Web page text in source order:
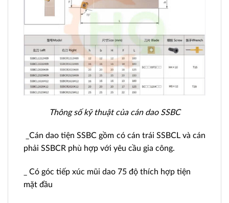
Thông số kỹ thuật của cán dao SSBC
_Cán dao tiện SSBC gồm có cán trái SSBCL và cán
phải SSBCR phù hợp với yêu cầu gia công.
_ Có góc tiếp xúc mũi dao 75 độ thích hợp tiện
mặt đầu